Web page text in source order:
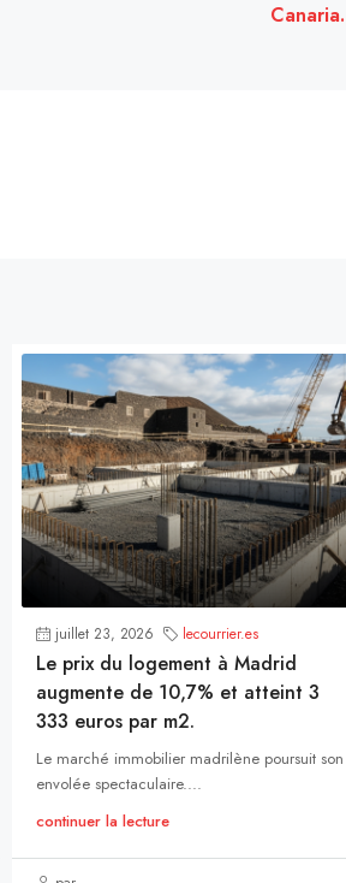
Canaria.
juillet 23, 2026 lecourrier.es
Le prix du logement à Madrid
augmente de 10,7% et atteint 3
333 euros par m2.
Le marché immobilier madrilène poursuit son
envolée spectaculaire....
continuer la lecture